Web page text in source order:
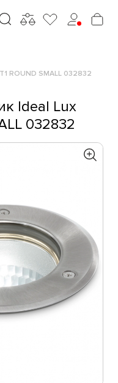
ROUND SMALL 032832
Ideal Lux
032832